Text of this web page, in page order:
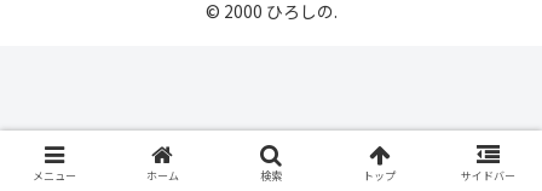
© 2000 ひろしの.
メニュー ホーム 検索 トップ サイドバー